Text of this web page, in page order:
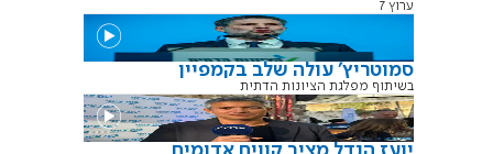
ערוץ 7
סמוטריץ' עולה שלב בקמפיין
בשיתוף מפלגת הציונות הדתית